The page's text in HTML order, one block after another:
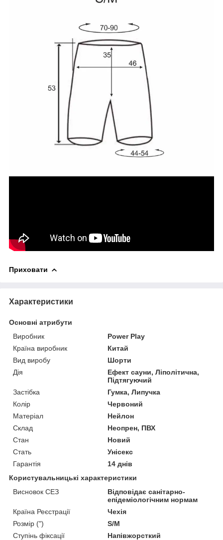
Приховати
Характеристики
Основні атрибути
Виробник
Power Play
Країна виробник
Китай
Вид виробу
Шорти
Дія
Ефект сауни, Ліполітична,
Підтягуючий
Застібка
Гумка, Липучка
Колір
Червоний
Матеріал
Нейлон
Склад
Неопрен, ПВХ
Стан
Новий
Стать
Унісекс
Гарантія
14 днів
Користувальницькі характеристики
Висновок СЕЗ
Відповідає санітарно-
епідеміологічним нормам
Країна Реєстрації
Чехія
Розмір (")
S/M
Ступінь фіксації
Напівжорсткий